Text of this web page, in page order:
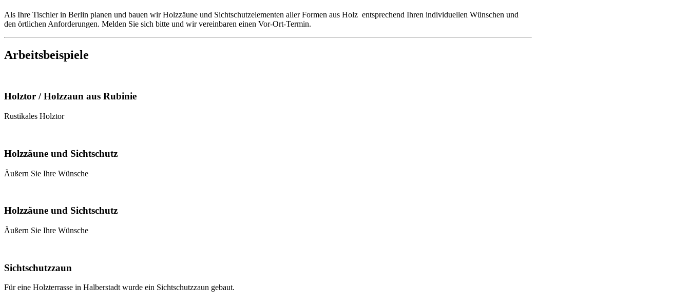
Als Ihre Tischler in Berlin planen und bauen wir Holzzäune und Sichtschutzelementen aller Formen aus Holz entsprechend Ihren individuellen Wünschen und
den örtlichen Anforderungen. Melden Sie sich bitte und wir vereinbaren einen Vor-Ort-Termin.
Arbeitsbeispiele
Holztor / Holzzaun aus Rubinie
Rustikales Holztor
Holzzäune und Sichtschutz
Äußern Sie Ihre Wünsche
Holzzäune und Sichtschutz
Äußern Sie Ihre Wünsche
Sichtschutzzaun
Für eine Holzterrasse in Halberstadt wurde ein Sichtschutzzaun gebaut.